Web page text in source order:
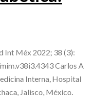
Int Méx 2022; 38 (3):
Carlos A
Interna, Hospital
Jalisco, México.